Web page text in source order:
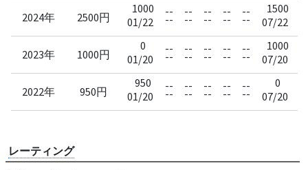
2024年 2500円
1000
01/22
--
--
--
--
--
--
--
--
--
--
1500
07/22
2023年 1000円
0
01/20
--
--
--
--
--
--
--
--
--
--
1000
07/20
2022年 950円
950
01/20
--
--
--
--
--
--
--
--
--
--
0
07/20
レーティング